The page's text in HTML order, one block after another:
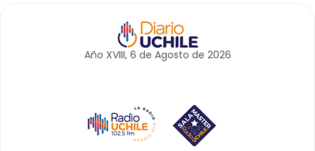
Año XVIII, 6 de Agosto de 2026